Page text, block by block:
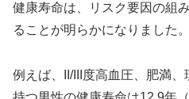
健康寿命は、リスク要因の組
ることが明らかになりました。
例えば、II/III度高血圧、肥満